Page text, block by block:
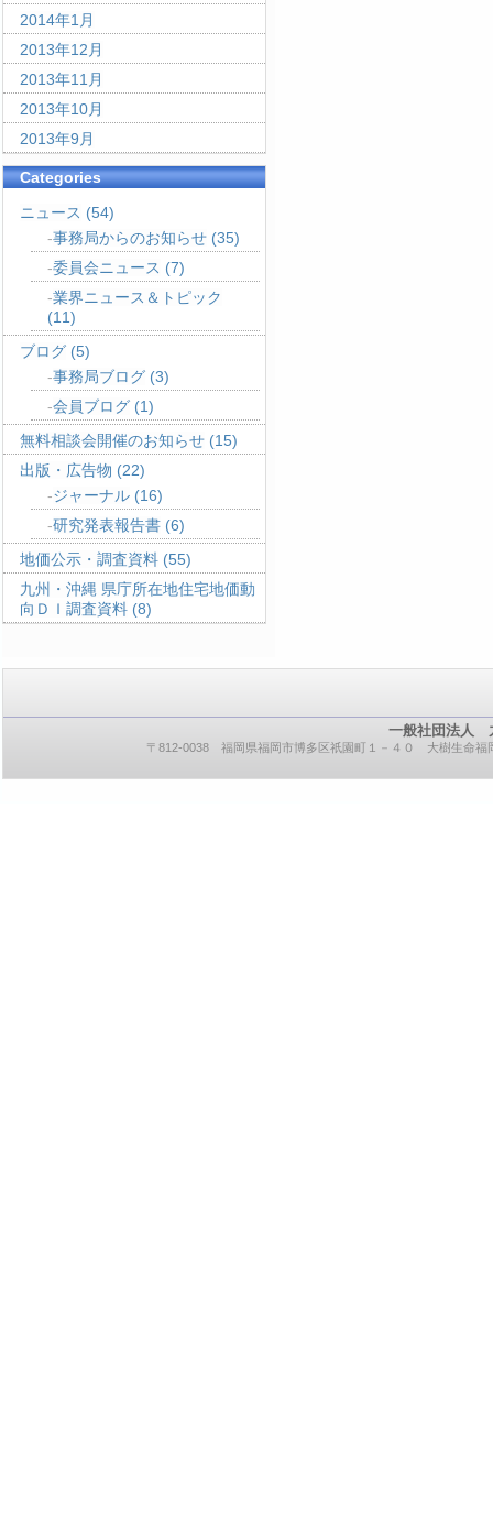
2014年1月
2013年12月
2013年11月
2013年10月
2013年9月
Categories
ニュース (54)
事務局からのお知らせ (35)
委員会ニュース (7)
業界ニュース＆トピック
(11)
ブログ (5)
事務局ブログ (3)
会員ブログ (1)
無料相談会開催のお知らせ (15)
出版・広告物 (22)
ジャーナル (16)
研究発表報告書 (6)
地価公示・調査資料 (55)
九州・沖縄 県庁所在地住宅地価動
向ＤＩ調査資料 (8)
一般社団法人
〒812-0038 福岡県福岡市博多区祇園町１－４０ 大樹生命